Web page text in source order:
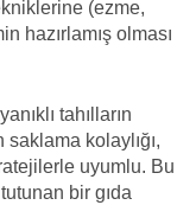
(ezme,
hazırlamış olması
tahılların
kolaylığı,
uyumlu. Bu
bir gıda